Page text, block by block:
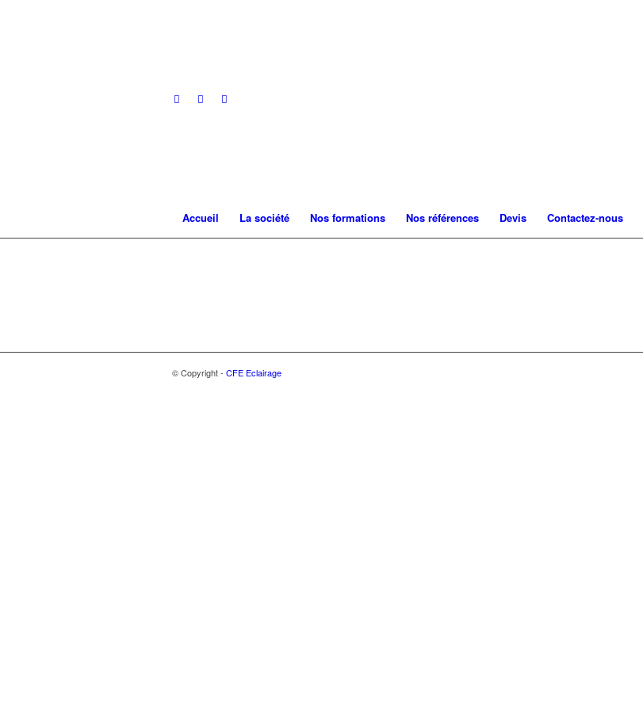
Accueil La société Nos formations Nos références Devis Contactez-nous
© Copyright - CFE Eclairage